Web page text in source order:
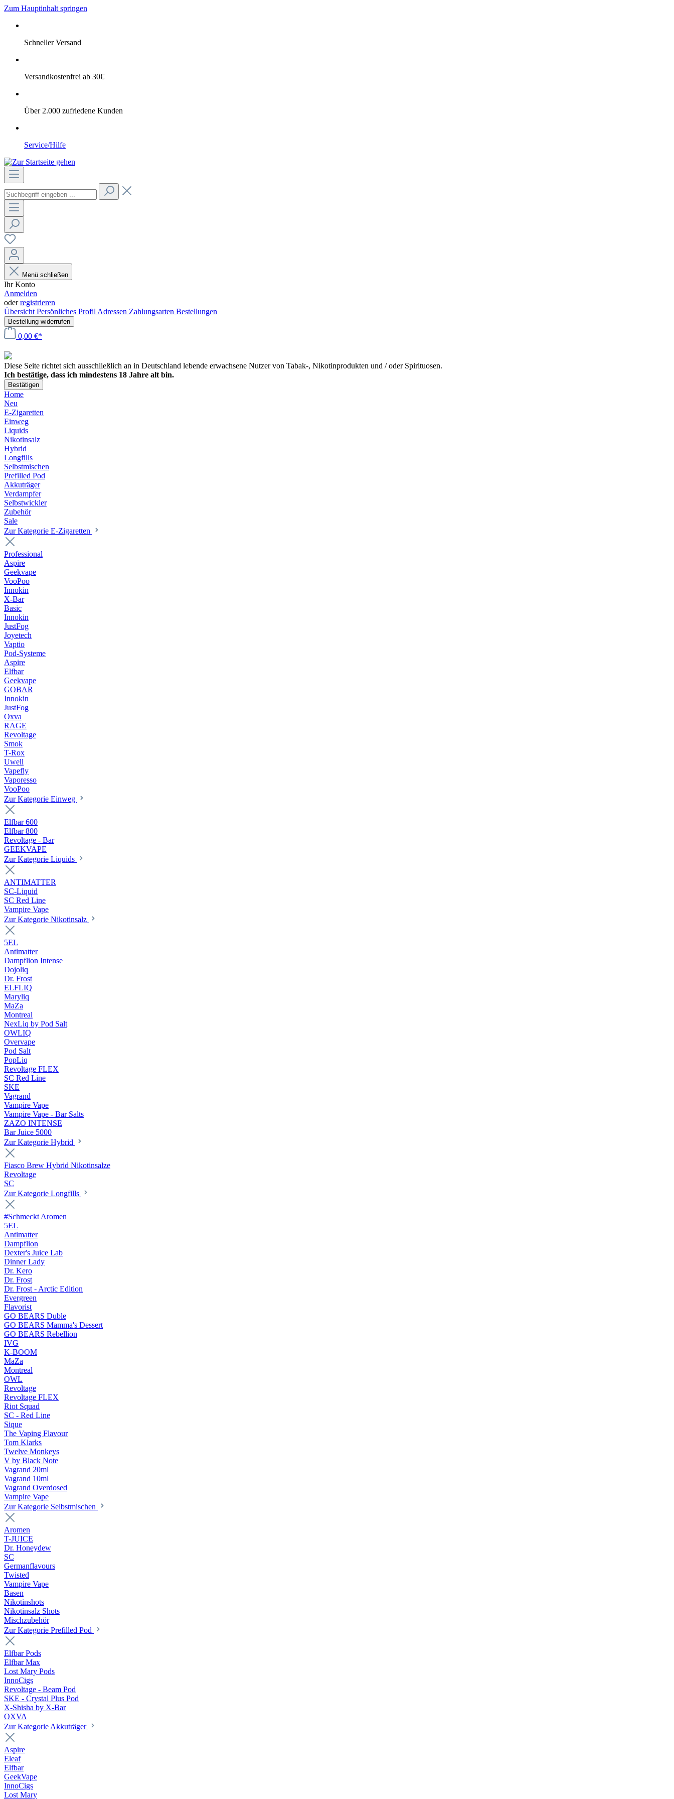
Zum Hauptinhalt springen
Schneller Versand
Versandkostenfrei ab 30€
Über 2.000 zufriedene Kunden
Service/Hilfe
Menü schließen
Ihr Konto
Anmelden
oderregistrieren
Übersicht Persönliches Profil Adressen Zahlungsarten Bestellungen
Bestellung widerrufen
0,00 €*
Diese Seite richtet sich ausschließlich an in Deutschland lebende erwachsene Nutzer von Tabak-, Nikotinprodukten und / oder Spirituosen.
Ich bestätige, dass ich mindestens 18 Jahre alt bin.
Bestätigen
Home
Neu
E-Zigaretten
Einweg
Liquids
Nikotinsalz
Hybrid
Longfills
Selbstmischen
Prefilled Pod
Akkuträger
Verdampfer
Selbstwickler
Zubehör
Sale
Zur Kategorie E-Zigaretten
Professional
Aspire
Geekvape
VooPoo
Innokin
X-Bar
Basic
Innokin
JustFog
Joyetech
Vaptio
Pod-Systeme
Aspire
Elfbar
Geekvape
GOBAR
Innokin
JustFog
Oxva
RAGE
Revoltage
Smok
T-Rox
Uwell
Vapefly
Vaporesso
VooPoo
Zur Kategorie Einweg
Elfbar 600
Elfbar 800
Revoltage - Bar
GEEKVAPE
Zur Kategorie Liquids
ANTIMATTER
SC-Liquid
SC Red Line
Vampire Vape
Zur Kategorie Nikotinsalz
5EL
Antimatter
Dampflion Intense
Dojoliq
Dr. Frost
ELFLIQ
Maryliq
MaZa
Montreal
NexLiq by Pod Salt
OWLIQ
Overvape
Pod Salt
PopLiq
Revoltage FLEX
SC Red Line
SKE
Vagrand
Vampire Vape
Vampire Vape - Bar Salts
ZAZO INTENSE
Bar Juice 5000
Zur Kategorie Hybrid
Fiasco Brew Hybrid Nikotinsalze
Revoltage
SC
Zur Kategorie Longfills
#Schmeckt Aromen
5EL
Antimatter
Dampflion
Dexter's Juice Lab
Dinner Lady
Dr. Kero
Dr. Frost
Dr. Frost - Arctic Edition
Evergreen
Flavorist
GO BEARS Duble
GO BEARS Mamma's Dessert
GO BEARS Rebellion
IVG
K-BOOM
MaZa
Montreal
OWL
Revoltage
Revoltage FLEX
Riot Squad
SC - Red Line
Sique
The Vaping Flavour
Tom Klarks
Twelve Monkeys
V by Black Note
Vagrand 20ml
Vagrand 10ml
Vagrand Overdosed
Vampire Vape
Zur Kategorie Selbstmischen
Aromen
T-JUICE
Dr. Honeydew
SC
Germanflavours
Twisted
Vampire Vape
Basen
Nikotinshots
Nikotinsalz Shots
Mischzubehör
Zur Kategorie Prefilled Pod
Elfbar Pods
Elfbar Max
Lost Mary Pods
InnoCigs
Revoltage - Beam Pod
SKE - Crystal Plus Pod
X-Shisha by X-Bar
OXVA
Zur Kategorie Akkuträger
Aspire
Eleaf
Elfbar
GeekVape
InnoCigs
Lost Mary